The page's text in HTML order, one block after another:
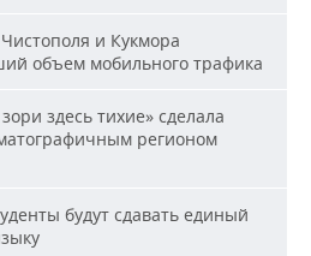
и Кукмора
объем мобильного трафика
здесь тихие» сделала
регионом
будут сдавать единый